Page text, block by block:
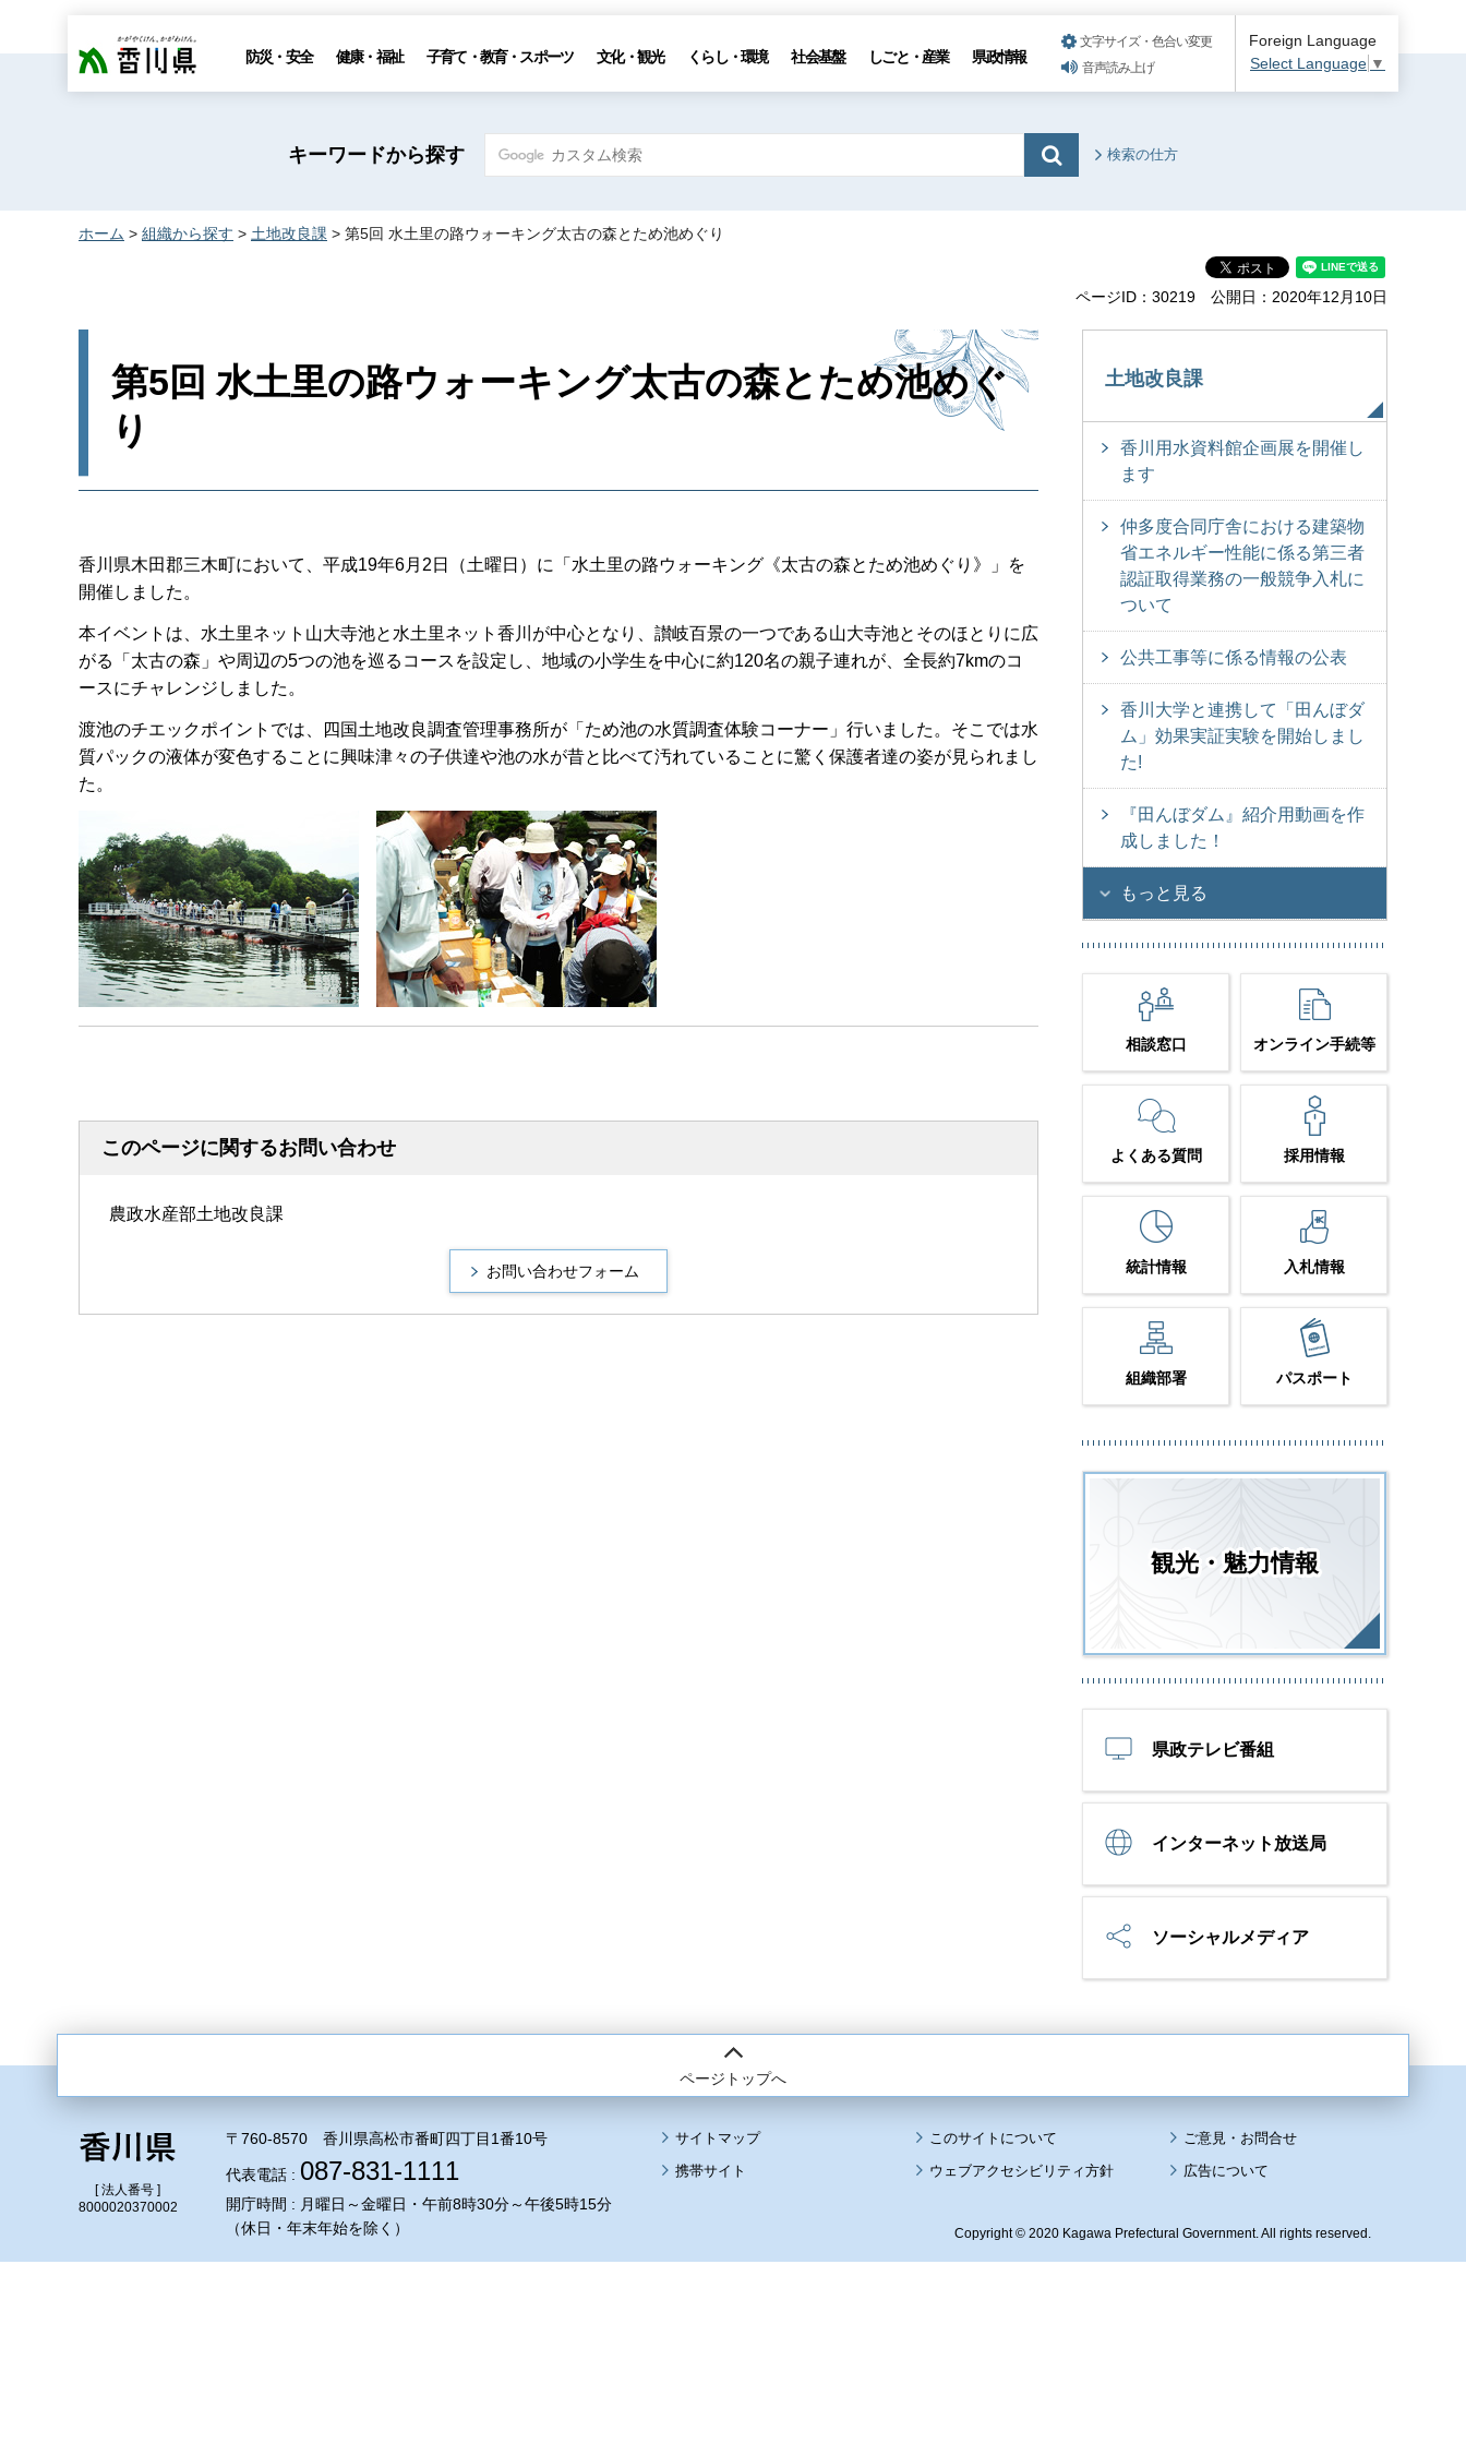
香川県 防災・安全 健康・福祉 子育て・教育・スポーツ 文化・観光 くらし・環境 社会基盤 しごと・産業 県政情報
文字サイズ・色合い変更
音声読み上げ
Foreign Language
Select Language ▼
キーワードから探す 検索の仕方
ホーム > 組織から探す > 土地改良課 > 第5回 水土里の路ウォーキング太古の森とため池めぐり
ページID：30219 公開日：2020年12月10日
第5回 水土里の路ウォーキング太古の森とため池めぐ
り
香川県木田郡三木町において、平成19年6月2日（土曜日）に「水土里の路ウォーキング《太古の森とため池めぐり》」を
開催しました。
本イベントは、水土里ネット山大寺池と水土里ネット香川が中心となり、讃岐百景の一つである山大寺池とそのほとりに広
がる「太古の森」や周辺の5つの池を巡るコースを設定し、地域の小学生を中心に約120名の親子連れが、全長約7kmのコ
ースにチャレンジしました。
渡池のチエックポイントでは、四国土地改良調査管理事務所が「ため池の水質調査体験コーナー」行いました。そこでは水
質パックの液体が変色することに興味津々の子供達や池の水が昔と比べて汚れていることに驚く保護者達の姿が見られまし
た。
このページに関するお問い合わせ
農政水産部土地改良課
土地改良課
香川用水資料館企画展を開催し
ます
仲多度合同庁舎における建築物
省エネルギー性能に係る第三者
認証取得業務の一般競争入札に
ついて
公共工事等に係る情報の公表
香川大学と連携して「田んぼダ
ム」効果実証実験を開始しまし
た!
『田んぼダム』紹介用動画を作
成しました！
もっと見る
相談窓口 オンライン手続等
よくある質問 採用情報
統計情報 入札情報
組織部署 パスポート
観光・魅力情報
県政テレビ番組
インターネット放送局
ソーシャルメディア
ページトップへ
[ 法人番号 ]
8000020370002
〒760-8570 香川県高松市番町四丁目1番10号
代表電話 : 087-831-1111
開庁時間 : 月曜日～金曜日・午前8時30分～午後5時15分
（休日・年末年始を除く）
サイトマップ
このサイトについて
携帯サイト
ウェブアクセシビリティ方針 広告について
Copyright © 2020 Kagawa Prefectural Government. All rights reserved.